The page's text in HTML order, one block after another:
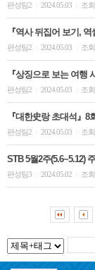
편성팀2 2024.05.03 조
『역사 뒤집어 보기,
편성팀2 2024.05.03 조
『상징으로 보는 여행
편성팀2 2024.05.03 조
『대한史랑 초대석』
편성팀2 2024.05.03 조
STB 5월2주(5.6~5.12)
편성팀3 2024.05.02 조
공지사항
STB